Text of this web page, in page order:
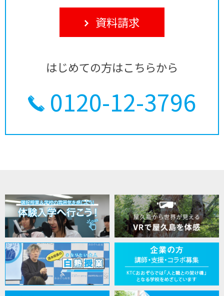
資料請求
はじめての方はこちらから
0120-12-3796